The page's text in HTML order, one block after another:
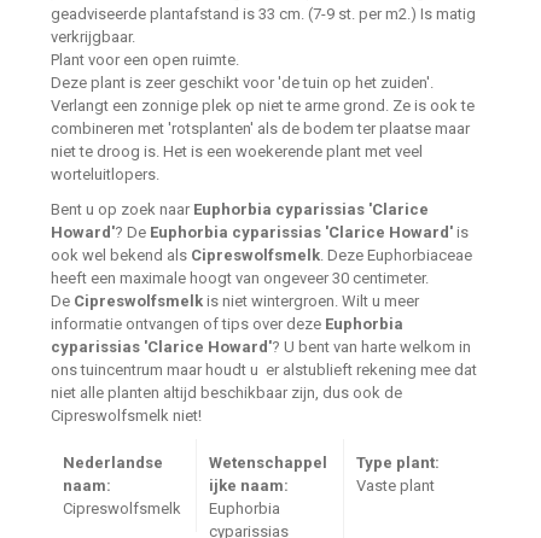
geadviseerde plantafstand is 33 cm. (7-9 st. per m2.) Is matig
verkrijgbaar.
Plant voor een open ruimte.
Deze plant is zeer geschikt voor 'de tuin op het zuiden'.
Verlangt een zonnige plek op niet te arme grond. Ze is ook te
combineren met 'rotsplanten' als de bodem ter plaatse maar
niet te droog is. Het is een woekerende plant met veel
worteluitlopers.
Bent u op zoek naar Euphorbia cyparissias 'Clarice
Howard'? De Euphorbia cyparissias 'Clarice Howard' is
ook wel bekend als Cipreswolfsmelk . Deze Euphorbiaceae
heeft een maximale hoogt van ongeveer 30 centimeter.
De Cipreswolfsmelk is niet wintergroen. Wilt u meer
informatie ontvangen of tips over deze Euphorbia
cyparissias 'Clarice Howard'? U bent van harte welkom in
ons tuincentrum maar houdt u er alstublieft rekening mee dat
niet alle planten altijd beschikbaar zijn, dus ook de
Cipreswolfsmelk niet!
Nederlandse
naam:
Cipreswolfsmelk
Wetenschappel
ijke naam:
Euphorbia
cyparissias
Type plant:
Vaste plant